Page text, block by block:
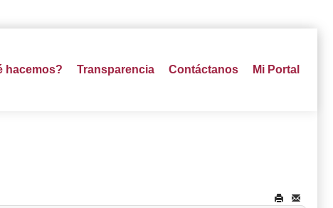
hacemos? Transparencia Contáctanos Mi Portal